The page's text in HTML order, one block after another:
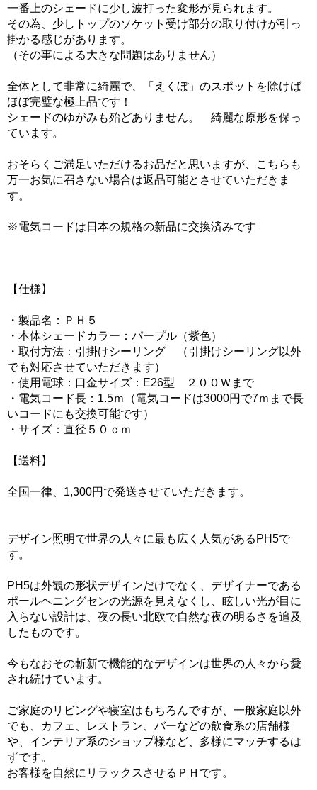
一番上のシェードに少し波打った変形が見られます。
その為、少しトップのソケット受け部分の取り付けが引っ
掛かる感じがあります。
（その事による大きな問題はありません）
全体として非常に綺麗で、「えくぼ」のスポットを除けば
ほぼ完璧な極上品です！
シェードのゆがみも殆どありません。 綺麗な原形を保っ
ています。
おそらくご満足いただけるお品だと思いますが、こちらも
万一お気に召さない場合は返品可能とさせていただきま
す。
※電気コードは日本の規格の新品に交換済みです
【仕様】
・製品名：ＰＨ５
・本体シェードカラー：パープル（紫色）
・取付方法：引掛けシーリング （引掛けシーリング以外
でも対応させていただきます）
・使用電球：口金サイズ：E26型 ２００Ｗまで
・電気コード長：1.5ｍ（電気コードは3000円で7ｍまで長
いコードにも交換可能です）
・サイズ：直径５０ｃｍ
【送料】
全国一律、1,300円で発送させていただきます。
デザイン照明で世界の人々に最も広く人気があるPH5で
す。
PH5は外観の形状デザインだけでなく、デザイナーである
ポールヘニングセンの光源を見えなくし、眩しい光が目に
入らない設計は、夜の長い北欧で自然な夜の明るさを追及
したものです。
今もなおその斬新で機能的なデザインは世界の人々から愛
され続けています。
ご家庭のリビングや寝室はもちろんですが、一般家庭以外
でも、カフェ、レストラン、バーなどの飲食系の店舗様
や、インテリア系のショップ様など、多様にマッチするは
ずです。
お客様を自然にリラックスさせるＰＨです。